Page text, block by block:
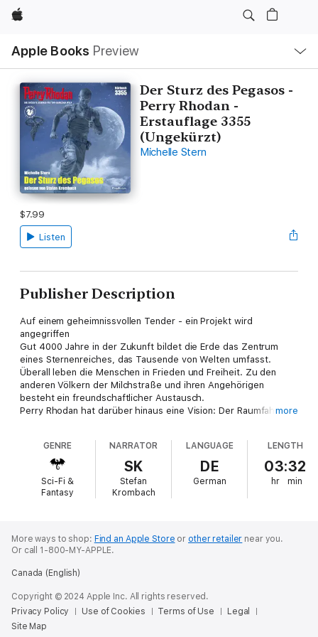
Apple
Apple Books Preview
Nav
Open
Menu
Der Sturz des Pegasos -
Perry Rhodan -
Erstauflage 3355
(Ungekürzt)
Michelle Stern
$7.99
Listen
Publisher Description
Auf einem geheimnissvollen Tender - ein Projekt wird
angegriffen
Gut 4000 Jahre in der Zukunft bildet die Erde das Zentrum
eines Sternenreiches, das Tausende von Welten umfasst.
Überall leben die Menschen in Frieden und Freiheit. Zu den
anderen Völkern der Milchstraße und ihren Angehörigen
besteht ein freundschaftlicher Austausch.
Perry Rhodan hat darüber hinaus eine Vision: Der Raumfahrer,
Typs PHOENIX sollen als Kurierschiffe dienen.
Der ursprüngliche PHOENIX ist derzeit aber unter dem
Kommando von ­Reginald Bull auf der Suche nach dem
Mausbiber Gucky. Diesen hat es in weite Fernen verschlagen.
Aber ein Typ von Raumschiffen allein reicht selbstverständlich
Hintergrund ist ein Gegner tätig. Sein Ziel ist eindeutig: DER
STURZ DER ­PEGASOS ...
more
GENRE
Sci-Fi &
Fantasy
NARRATOR
SK
Stefan
Krombach
LANGUAGE
DE
German
LENGTH
03:32
hr min
More ways to shop: Find an Apple Store or other retailer near you.
Or call 1-800-MY-APPLE.
Canada (English)
Copyright © 2024 Apple Inc. All rights reserved.
Privacy Policy
Use of Cookies Terms of Use
Legal
Site Map